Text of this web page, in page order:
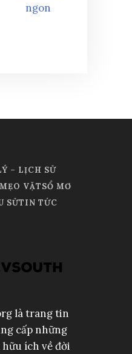
ngon
– LỊCH SỬ
MẸO VẶTSỔ MƠ
SỬTIN TỨC
là trang tin
cấp những
ích về đời